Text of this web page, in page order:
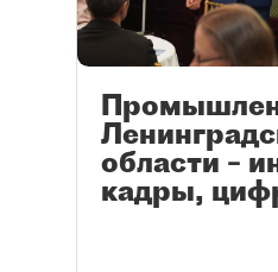
области –
кадры,